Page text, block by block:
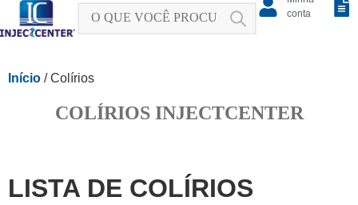
conta
Início / Colírios
COLÍRIOS INJECTCENTER
LISTA DE COLÍRIOS